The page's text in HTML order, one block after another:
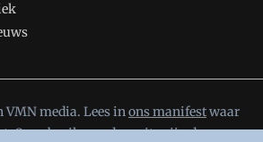
VMN media. Lees inons manifestwaar
Op gebruik van deze site zijn de